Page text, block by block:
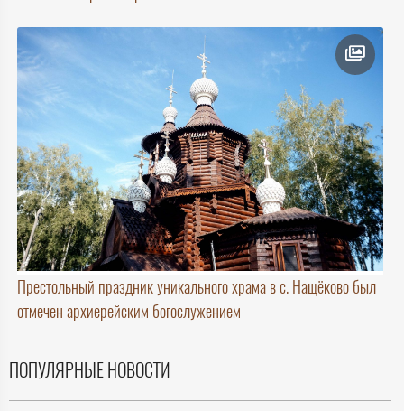
Престольный праздник уникального храма в с. Нащёково был
отмечен архиерейским богослужением
ПОПУЛЯРНЫЕ НОВОСТИ